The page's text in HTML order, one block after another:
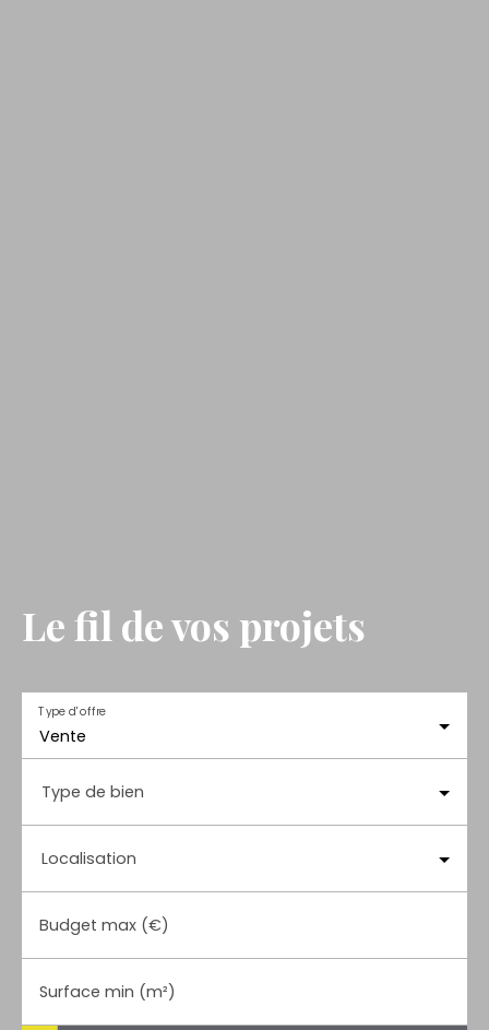
Le fil de vos projets
Vente
Type d'offre
Type de bien
Localisation
Budget max (€)
Surface min (m²)